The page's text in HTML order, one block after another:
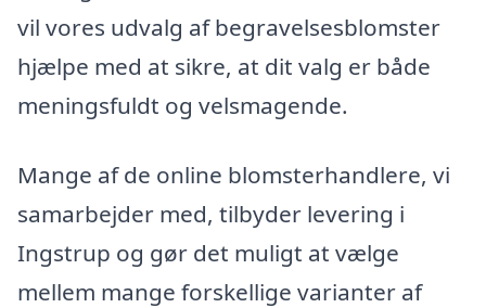
vil vores udvalg af begravelsesblomster
hjælpe med at sikre, at dit valg er både
meningsfuldt og velsmagende.
Mange af de online blomsterhandlere, vi
samarbejder med, tilbyder levering i
Ingstrup og gør det muligt at vælge
mellem mange forskellige varianter af